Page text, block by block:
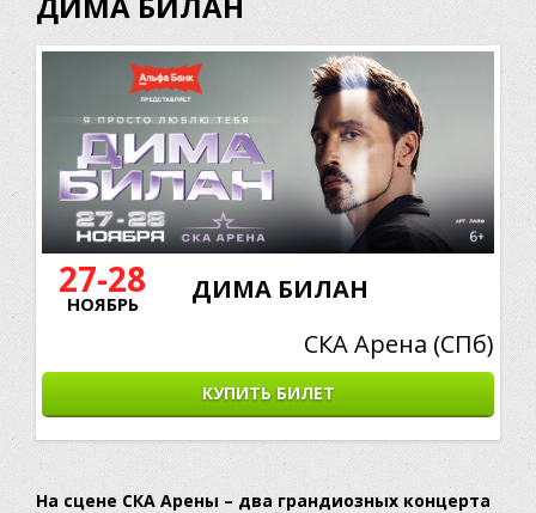
27-28
НОЯБРЬ
ДИМА БИЛАН
СКА Арена (СПб)
КУПИТЬ БИЛЕТ
На сцене СКА Арены – два грандиозных концерта